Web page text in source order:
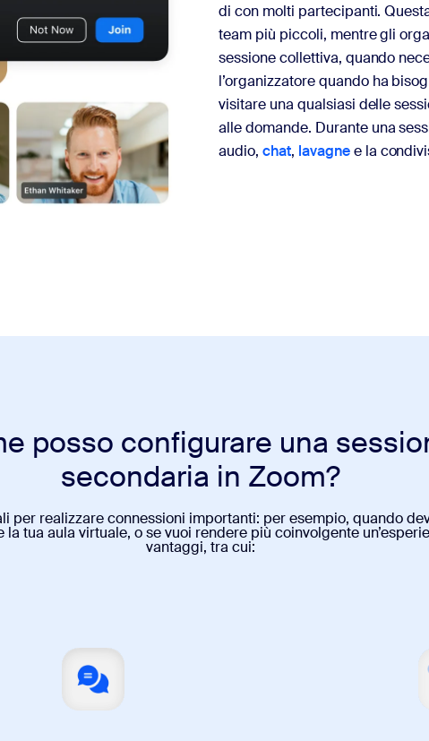
di con molti partecipanti.
team più piccoli, mentre gli
sessione collettiva, quando
l’organizzatore quando ha
visitare una qualsiasi delle
alle domande. Durante una
audio, chat, lavagnee la
posso configurare una
secondaria in Zoom?
per realizzare connessioni importanti: per esempio, quando
tua aula virtuale, o se vuoi rendere più coinvolgente
vantaggi, tra cui: